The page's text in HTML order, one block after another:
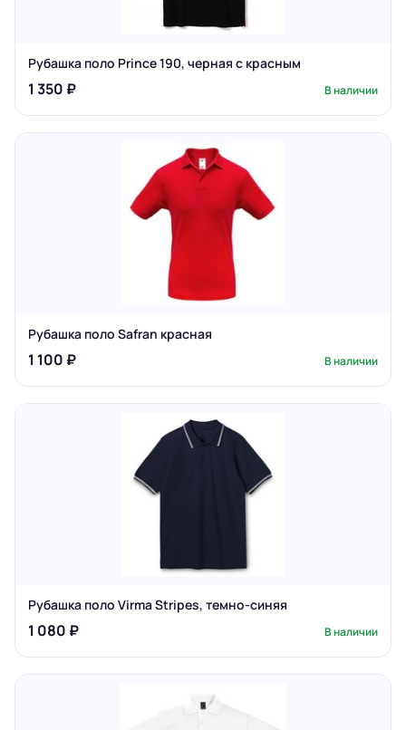
Рубашка поло Prince 190, черная с красным
1 350 ₽ В наличии
Рубашка поло Safran красная
1 100 ₽ В наличии
Рубашка поло Virma Stripes, темно-синяя
1 080 ₽ В наличии